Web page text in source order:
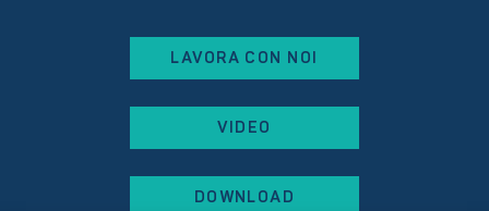
LAVORA CON NOI
VIDEO
DOWNLOAD